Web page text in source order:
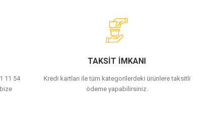
11 54
TAKSİT İMKANI
Kredi kartları ile tüm kategorilerdeki ürünlere taksitli
ödeme yapabilirsiniz.